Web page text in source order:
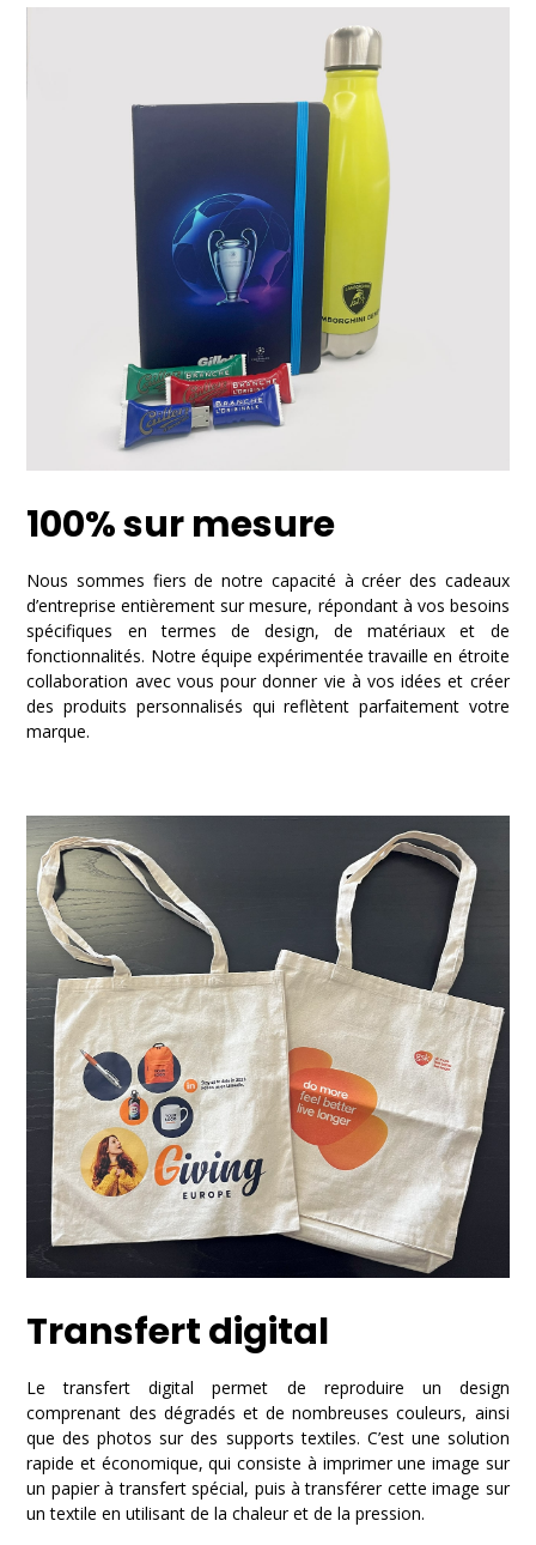
100% sur mesure
Nous sommes fiers de notre capacité à créer des cadeaux
d’entreprise entièrement sur mesure, répondant à vos besoins
spécifiques en termes de design, de matériaux et de
fonctionnalités. Notre équipe expérimentée travaille en étroite
collaboration avec vous pour donner vie à vos idées et créer
des produits personnalisés qui reflètent parfaitement votre
marque.
Transfert digital
Le transfert digital permet de reproduire un design
comprenant des dégradés et de nombreuses couleurs, ainsi
que des photos sur des supports textiles. C’est une solution
rapide et économique, quiconsiste à imprimer une image sur
un papier à transfert spécial, puis à transférer cette image sur
un textile en utilisant de la chaleur et de la pression.